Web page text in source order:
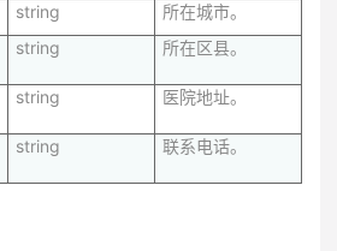
string
所在城市。
string 所在区县。
string 医院地址。
string 联系电话。